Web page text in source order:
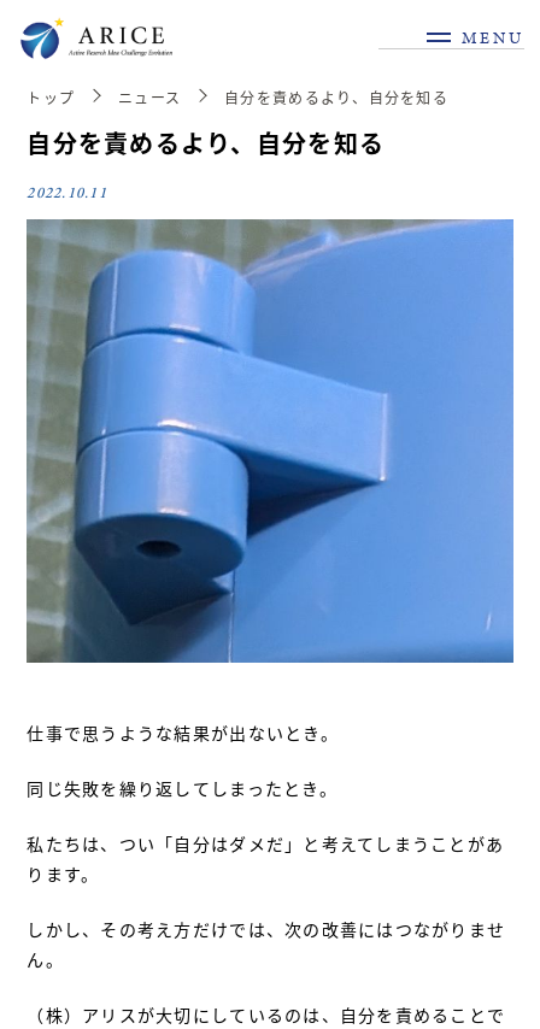
MENU
トップ ニュース 自分を責めるより、自分を知る
自分を責めるより、自分を知る
2022.10.11
仕事で思うような結果が出ないとき。
同じ失敗を繰り返してしまったとき。
私たちは、つい「自分はダメだ」と考えてしまうことがあ
ります。
しかし、その考え方だけでは、次の改善にはつながりませ
ん。
（株）アリスが大切にしているのは、自分を責めることで